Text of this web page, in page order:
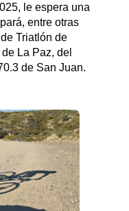
le espera una
entre otras
Triatlón de
La Paz, del
de San Juan.